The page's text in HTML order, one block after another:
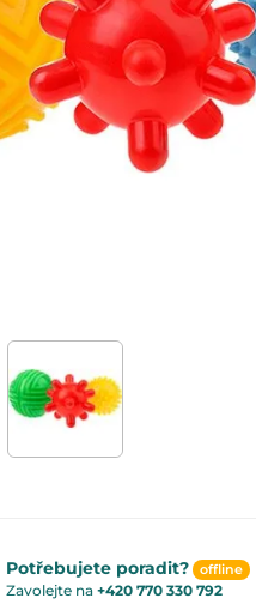
Potřebujete poradit? offline
Zavolejte na +420 770 330 792